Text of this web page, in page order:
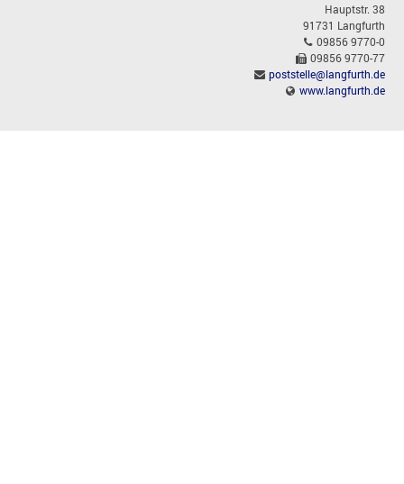
Hauptstr. 38
91731 Langfurth
09856 9770-0
09856 9770-77
poststelle@langfurth.de
www.langfurth.de